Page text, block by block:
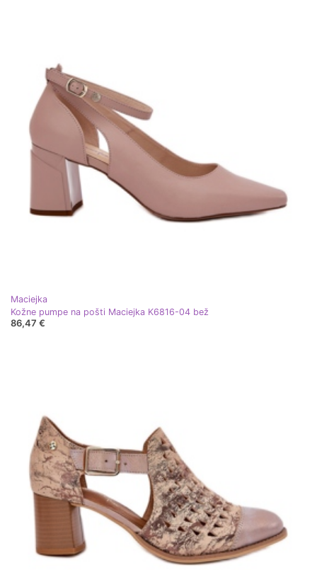
Maciejka
Kožne pumpe na pošti Maciejka K6816-04 bež
86,47 €